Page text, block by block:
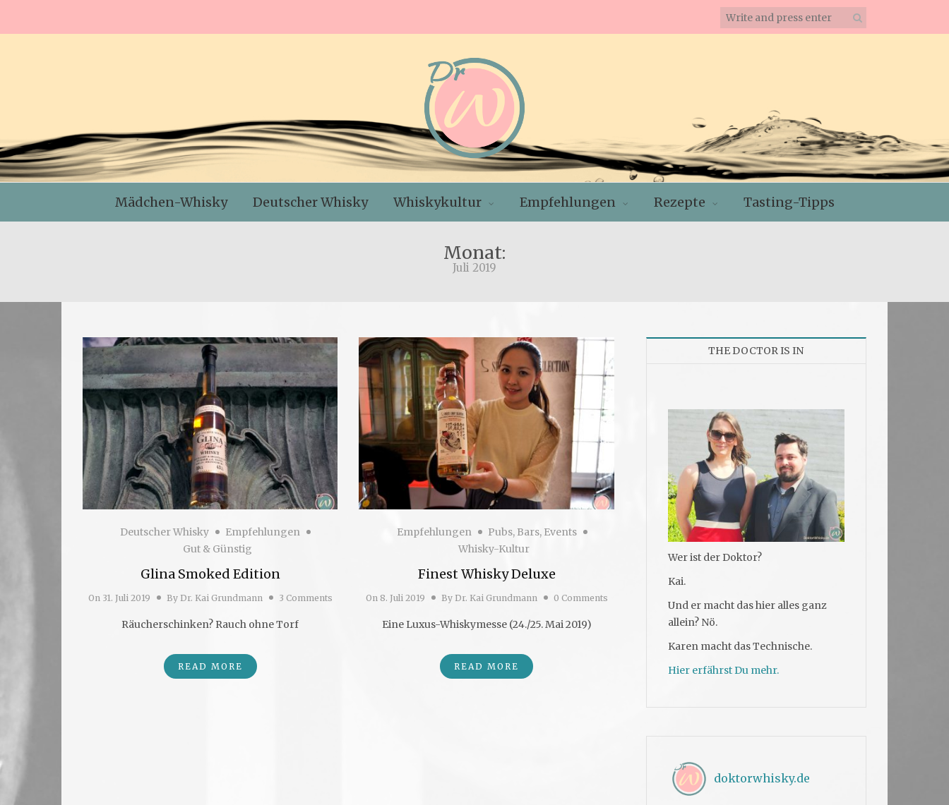
Mädchen-Whisky Deutscher Whisky Whiskykultur Empfehlungen Rezepte Tasting-Tipps
Monat:
Juli 2019
Deutscher Whisky
Empfehlungen
Gut & Günstig
Glina Smoked Edition
On 31. Juli 2019 By Dr. Kai Grundmann 3 Comments
Räucherschinken? Rauch ohne Torf
READ MORE
Empfehlungen
Pubs, Bars, Events
Whisky-Kultur
Finest Whisky Deluxe
On 8. Juli 2019 By Dr. Kai Grundmann 0 Comments
Eine Luxus-Whiskymesse (24./25. Mai 2019)
READ MORE
THE DOCTOR IS IN
Wer ist der Doktor?
Kai.
Und er macht das hier alles ganz
allein? Nö.
Karen macht das Technische.
Hier erfährst Du mehr.
doktorwhisky.de